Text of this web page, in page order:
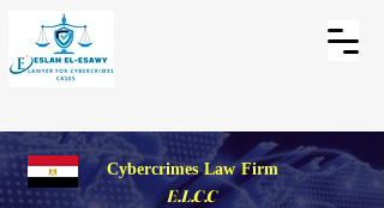
CybercrimesLaw Firm
E.L.C.C